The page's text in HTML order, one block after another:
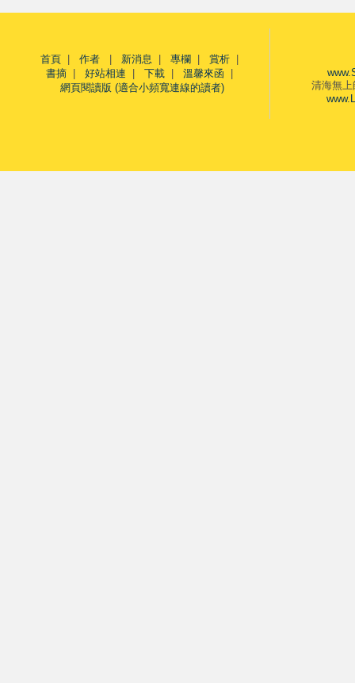
首頁| 作者 新消息 專欄 賞析|
書摘| 好站相連 下載| 溫馨來函
網頁閱讀版 (適合小頻寬連線的讀者)
清海無